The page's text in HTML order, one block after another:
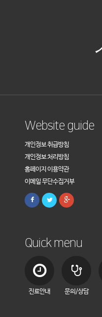
Website guide
개인정보 취급방침
개인정보 처리방침
홈페이지 이용약관
이메일 무단수집거부
Quick menu
진료안내 문의/상담